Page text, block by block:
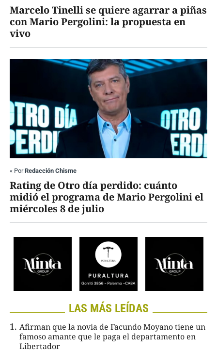
Marcelo Tinelli se quiere agarrar a piñas
con Mario Pergolini: la propuesta en
vivo
« PorRedacción Chisme
Rating de Otro día perdido: cuánto
midió el programa de Mario Pergolini el
miércoles 8 de julio
LAS MÁS LEÍDAS
Afirman que la novia de Facundo Moyano tiene un
famoso amante que le paga el departamento en
Libertador